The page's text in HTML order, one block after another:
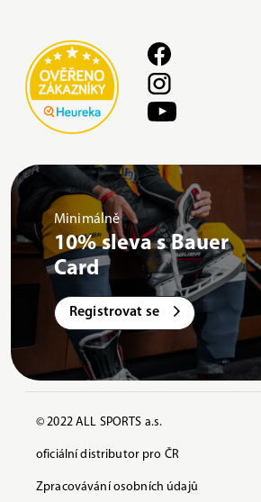
Minimálně
10% sleva s Bauer
Card
Registrovat se
© 2022 ALL SPORTS a.s.
oficiální distributor pro ČR
Zpracovávání osobních údajů